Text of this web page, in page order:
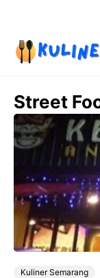
content
Street
Kuliner Semarang